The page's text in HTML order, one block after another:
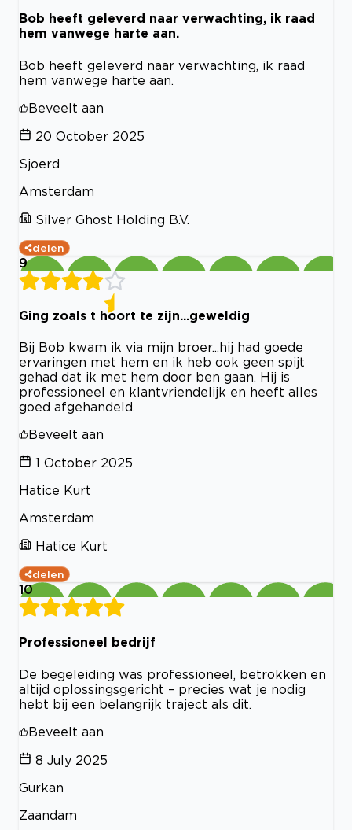
Bob heeft geleverd naar verwachting, ik raad
hem vanwege harte aan.
Bob heeft geleverd naar verwachting, ik raad
hem vanwege harte aan.
Beveelt aan
20 October 2025
Sjoerd
Amsterdam
Silver Ghost Holding B.V.
delen
9
Ging zoals t hoort te zijn...geweldig
Bij Bob kwam ik via mijn broer...hij had goede
ervaringen met hem en ik heb ook geen spijt
gehad dat ik met hem door ben gaan. Hij is
professioneel en klantvriendelijk en heeft alles
goed afgehandeld.
Beveelt aan
1 October 2025
Hatice Kurt
Amsterdam
Hatice Kurt
delen
10
Professioneel bedrijf
De begeleiding was professioneel, betrokken en
altijd oplossingsgericht – precies wat je nodig
hebt bij een belangrijk traject als dit.
Beveelt aan
8 July 2025
Gurkan
Zaandam